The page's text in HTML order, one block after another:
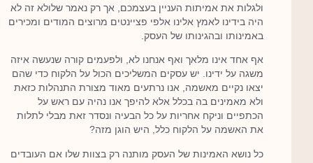
ולגלות את אמיתות העניין בעצמכם, אך רק נאמר שלולא זה לא
היה בידינו לאמץ אלינו אלפי פציינטים מרוצים המודים ומכירים
באמינותו ובהגינותו של העסק.
אף אחד אינו מלאך ואף אנחנו לא, ולפעמים קורה שנעשה איזה
משגה על ידינו. יש עסקים המשליכים הכול על הלקוח כדי שהם
יצאו נקיים מאשמה, אנו נרתעים מאוד מצורת התנהלות כזאת
ולא מאמינים בה בכלל אלא להיפך אנו נהיה עם ראש על
הכתפיים וניקח אחריות על כל הבעיה ונסדר זאת מבלי לתלות
את האשמה על הלקוח כלל, היש הוגן מזה?
כל נושא האמינות של העסק מותנה רק בצוות שלו אם העובדים